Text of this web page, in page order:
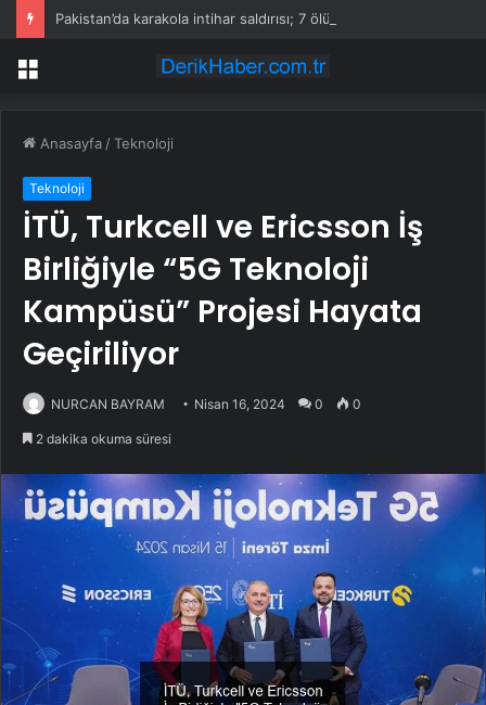
Pakistan’da karakola intihar saldırısı; 7 ölü, 15 yaralı
Menü
Anasayfa /Teknoloji
Teknoloji
İTÜ, Turkcell ve Ericsson İş
Birliğiyle “5G Teknoloji
Kampüsü” Projesi Hayata
Geçiriliyor
NURCAN BAYRAM Nisan 16, 2024 0 0
2 dakika okuma süresi